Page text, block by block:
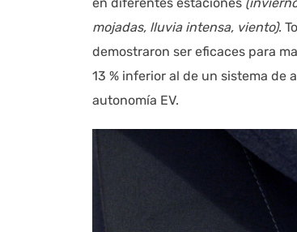
mojadas, lluvia intensa, viento).
demostraron ser eficaces para
13 % inferior al de un sistema de
autonomía EV.